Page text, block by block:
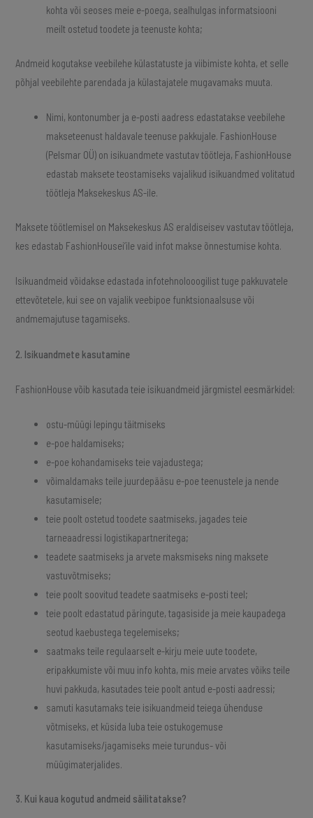
kohta või seoses meie e-poega, sealhulgas informatsiooni
meilt ostetud toodete ja teenuste kohta;
Andmeid kogutakse veebilehe külastatuste ja viibimiste kohta, et selle
põhjal veebilehte parendada ja külastajatele mugavamaks muuta.
Nimi, kontonumber ja e-posti aadress edastatakse veebilehe
makseteenust haldavale teenuse pakkujale.​ FashionHouse
(Pelsmar OÜ) on isikuandmete vastutav töötleja, FashionHouse
edastab maksete teostamiseks vajalikud isikuandmed volitatud
töötleja Maksekeskus AS-ile.
Maksete töötlemisel on Maksekeskus AS eraldiseisev vastutav töötleja,
kes edastab FashionHousei’ile vaid infot makse õnnestumise kohta.
Isikuandmeid võidakse edastada infotehnolooogilist tuge pakkuvatele
ettevõtetele, kui see on vajalik veebipoe funktsionaalsuse või
andmemajutuse tagamiseks.​
2. Isikuandmete kasutamine
FashionHouse võib kasutada teie isikuandmeid järgmistel eesmärkidel:
ostu-müügi lepingu täitmiseks
e-poe haldamiseks;
e-poe kohandamiseks teie vajadustega;
võimaldamaks teile juurdepääsu e-poe teenustele ja nende
kasutamisele;
teie poolt ostetud toodete saatmiseks, jagades teie
tarneaadressi logistikapartneritega;
teadete saatmiseks ja arvete maksmiseks ning maksete
vastuvõtmiseks;
teie poolt soovitud teadete saatmiseks e-posti teel;
teie poolt edastatud päringute, tagasiside ja meie kaupadega
seotud kaebustega tegelemiseks;
saatmaks teile regulaarselt e-kirju meie uute toodete,
eripakkumiste või muu info kohta, mis meie arvates võiks teile
huvi pakkuda, kasutades teie poolt antud e-posti aadressi;
samuti kasutamaks teie isikuandmeid teiega ühenduse
võtmiseks, et küsida luba teie ostukogemuse
kasutamiseks/jagamiseks meie turundus- või
müügimaterjalides.
3. Kui kaua kogutud andmeid säilitatakse?